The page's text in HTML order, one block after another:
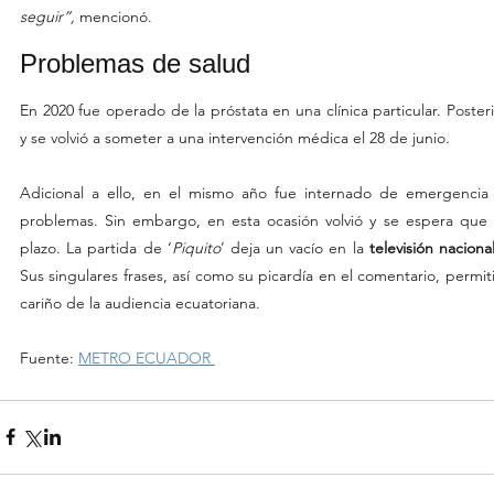
seguir”, mencionó.
Problemas de salud
En 2020 fue operado de la próstata en una clínica particular.
y se volvió a someter a una intervención médica el 28 de junio.
Adicional a ello, en el mismo año fue internado de
problemas. Sin embargo, en esta ocasión volvió y se espera
plazo. La partida de ‘Piquito’ deja un vacío en la televisión
Sus singulares frases, así como su picardía en el comentario,
cariño de la audiencia ecuatoriana.
Fuente: METRO ECUADOR